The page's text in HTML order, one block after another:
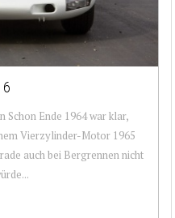
6
Schon Ende 1964 war klar,
Vierzylinder-Motor 1965
auch bei Bergrennen nicht